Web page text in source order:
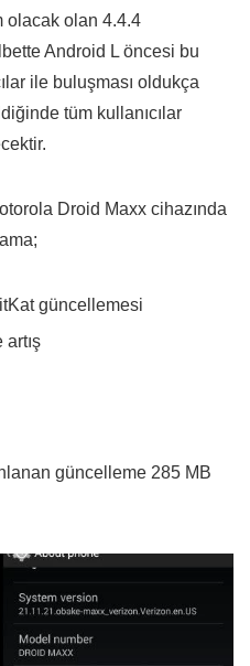
olacak olan 4.4.4
Android L öncesi bu
ile buluşması oldukça
tüm kullanıcılar
Droid Maxx cihazında
güncellemesi
güncelleme 285 MB